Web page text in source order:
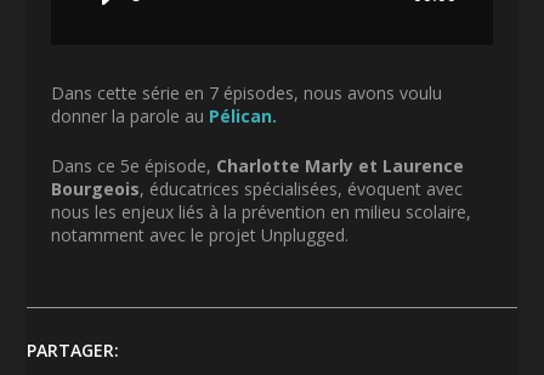
Dans cette série en 7 épisodes, nous avons voulu
donner la parole au Pélican.
Dans ce 5e épisode, Charlotte Marly et Laurence
Bourgeois, éducatrices spécialisées, évoquent avec
nous les enjeux liés à la prévention en milieu scolaire,
notamment avec le projet Unplugged.
PARTAGER: